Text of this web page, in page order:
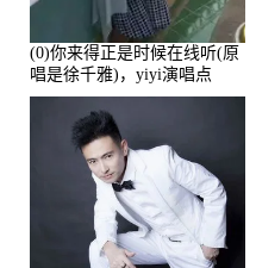
(0)你来得正是时候在线听(原
唱是徐千雅)，yiyi演唱点
播:21991次